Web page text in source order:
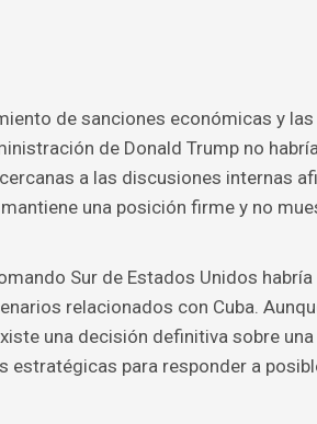
de sanciones económicas y
de Donald Trump no
a las discusiones internas
una posición firme y no
Sur de Estados Unidos
relacionados con Cuba.
una decisión definitiva sobre
estratégicas para responder a